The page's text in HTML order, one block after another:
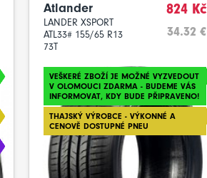
Atlander
LANDER XSPORT
ATL33# 155/65 R13
73T
824 Kč
34.32 €
VEŠKERÉ ZBOŽÍ JE MOŽNÉ VYZVEDOUT
V OLOMOUCI ZDARMA - BUDEME VÁS
INFORMOVAT, KDY BUDE PŘIPRAVENO!
THAJSKÝ VÝROBCE - VÝKONNÉ A
CENOVĚ DOSTUPNÉ PNEU